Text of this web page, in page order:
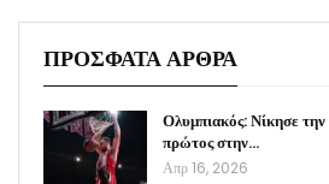
ΠΡΟΣΦΑΤΑ ΑΡΘΡΑ
Ολυμπιακός: Νίκησε
πρώτος στην…
Απρ 16, 2026